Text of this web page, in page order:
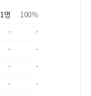
1명 100%
-
-
-
-
-
-
- -